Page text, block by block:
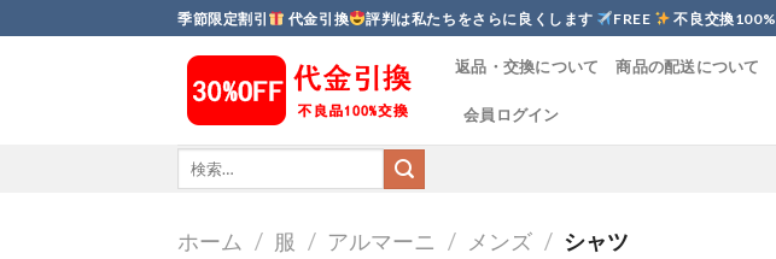
to
季節限定割引 代金引換 評判は私たちをさらに良くします FREE 不良交換100%
返品・交換について 商品の配送について
会員ログイン
ホーム / 服 / アルマーニ / メンズ / シャツ